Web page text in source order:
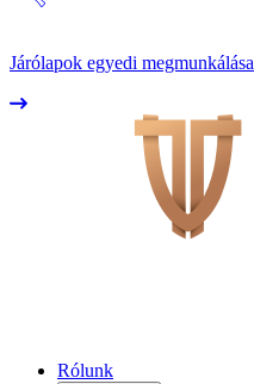
Járólapok egyedi megmunkálása
Rólunk